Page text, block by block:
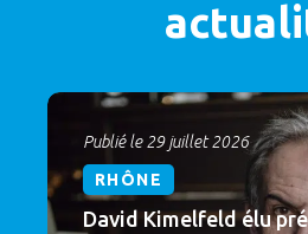
Publié le 29 juillet 2026
RHÔNE
David Kimelfeld élu